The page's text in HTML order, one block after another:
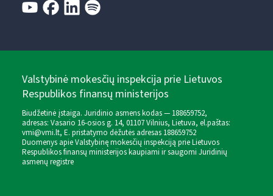
Valstybinė mokesčių inspekcija prie Lietuvos
Respublikos finansų ministerijos
Biudžetinė įstaiga. Juridinio asmens kodas — 188659752,
adresas: Vasario 16-osios g. 14, 01107 Vilnius, Lietuva, el.paštas:
vmi@vmi.lt, E. pristatymo dėžutės adresas 188659752
Duomenys apie Valstybinę mokesčių inspekciją prie Lietuvos
Respublikos finansų ministerijos kaupiami ir saugomi Juridinių
asmenų registre